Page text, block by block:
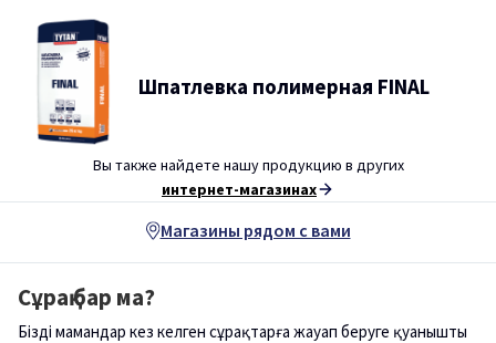
Шпатлевка полимерная FINAL
Вы также найдете нашу продукцию в других
интернет-магазинах
Магазины рядом с вами
Сұрақ бар ма?
Біздің мамандар кез келген сұрақтарға жауап беруге қуанышты